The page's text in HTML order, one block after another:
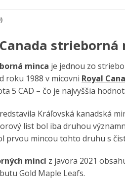
strieborná
minca je jednou zo
roku 1988 v micovni Royal
5 CAD – čo je najvyššia
Kráľovská kanadská
list bol iba druhou
prvou mincou tohto druhu s
mincí z javora 2021
Gold Maple Leafs.